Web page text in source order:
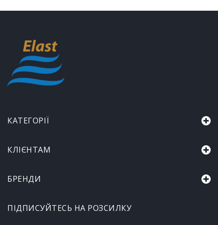
КАТЕГОРІЇ
КЛІЄНТАМ
БРЕНДИ
ПІДПИСУЙТЕСЬ НА РОЗСИЛКУ